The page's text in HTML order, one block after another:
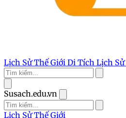
Lịch Sử Thế Giới Di Tích Lịch Sử
Susach.edu.vn
Lịch Sử Thế Giới